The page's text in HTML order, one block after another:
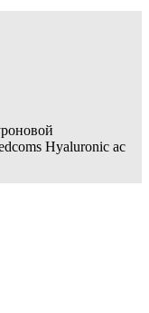
Hyaluronic ac